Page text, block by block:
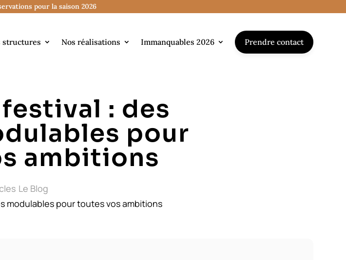
pour la saison 2026
structures Nos réalisations Immanquables 2026 Prendre contact
: des
pour
ambitions
Le Blog
modulables pour toutes vos ambitions